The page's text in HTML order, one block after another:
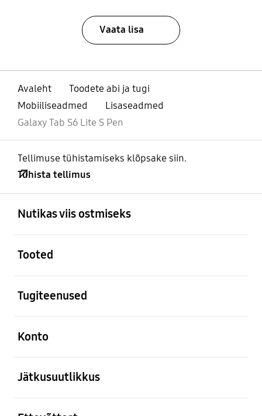
Vaata lisa
Avaleht
Toodete abi ja tugi
Mobiiliseadmed
Lisaseadmed
Galaxy Tab S6 Lite S Pen
Tellimuse tühistamiseks klõpsake siin.
Tühista tellimus
Nutikas viis ostmiseks
Tooted
Tugiteenused
Konto
Jätkusuutlikkus